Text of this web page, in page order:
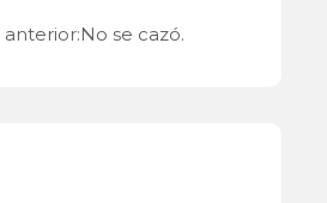
se cazó.